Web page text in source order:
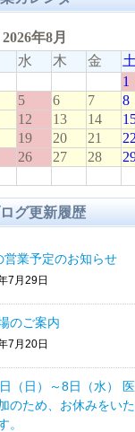
グ更新履歴
営業予定のお知らせ
7月29日
のご案内
7月20日
（日）～8日（水）
のため、お休みをい
。